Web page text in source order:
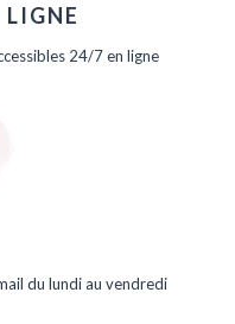
24/7 en ligne
du lundi au vendredi